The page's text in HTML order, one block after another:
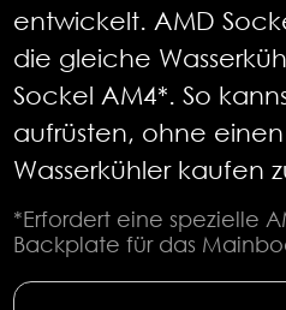
entwickelt. AMD
die gleiche
Sockel AM4*. So
aufrüsten, ohne
Wasserkühler kaufen
*Erfordert eine spezielle
Backplate für das